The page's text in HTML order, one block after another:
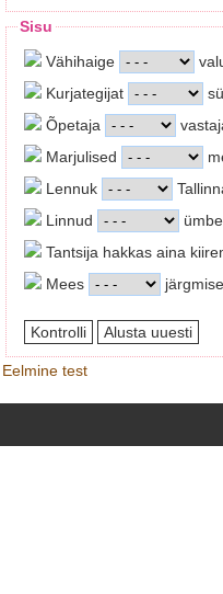
Sisu
Vähihaige
Kurjategijat
Õpetaja
Marjulised
Lennuk
Linnud
Tantsija hakkas aina
Mees
Eelmine test